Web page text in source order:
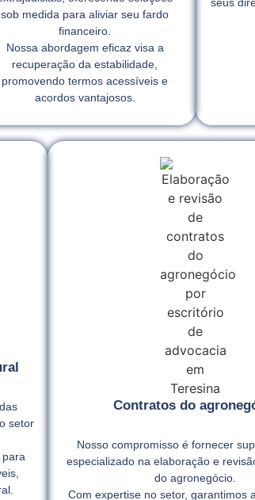
sob medida para aliviar seu fardo
financeiro.
Nossa abordagem eficaz visa a
recuperação da estabilidade,
promovendo termos acessíveis e
acordos vantajosos.
setor
para
Contratos do
Nosso compromisso é fornecer
especializado na elaboração e
do agronegócio.
Com expertise no setor, garantimos